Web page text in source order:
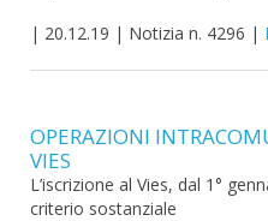
| 20.12.19 | Notizia n. 4296 |
OPERAZIONI
VIES
L’iscrizione al Vies, dal 1°
criterio sostanziale